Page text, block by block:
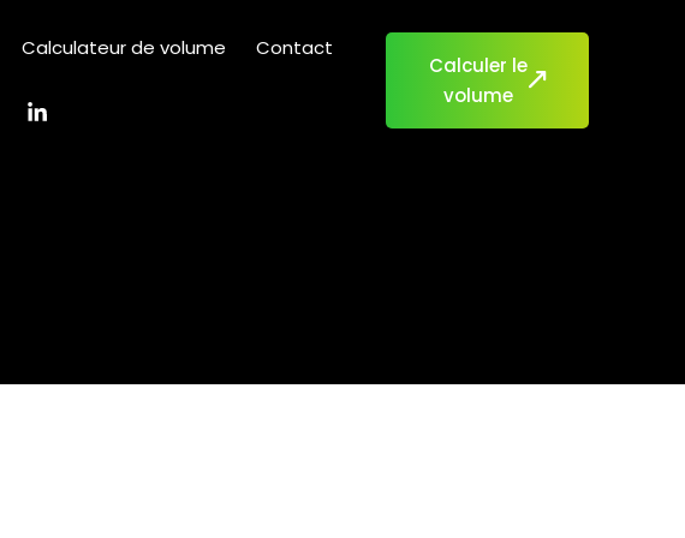
Calculateur de volume Contact
Calculer le
volume